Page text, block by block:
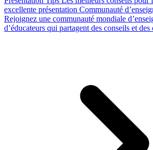
excellente présentation Communauté
Rejoignez une communauté mondiale
d’éducateurs qui partagent des conseils et des